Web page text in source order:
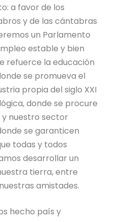
a favor de los
y de las cántabras
un Parlamento
estable y bien
refuerce la educación
se promueva el
propia del siglo XXI
donde se procure
nuestro sector
se garanticen
todas y todos
desarrollar un
tierra, entre
amistades.
hecho país y